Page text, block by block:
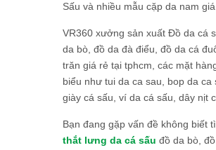
Sấu và nhiều mẫu cặp da nam
VR360 xưởng sản xuất Đồ da cá
da bò, đồ da đà điểu, đồ da cá
trăn giá rẻ tại tphcm, các mặt
biểu như tui da ca sau, bop da ca
giày cá sấu, ví da cá sấu, dây nịt
Bạn đang gặp vấn đề không biết
thắt lưng da cá sấu đồ da bò,